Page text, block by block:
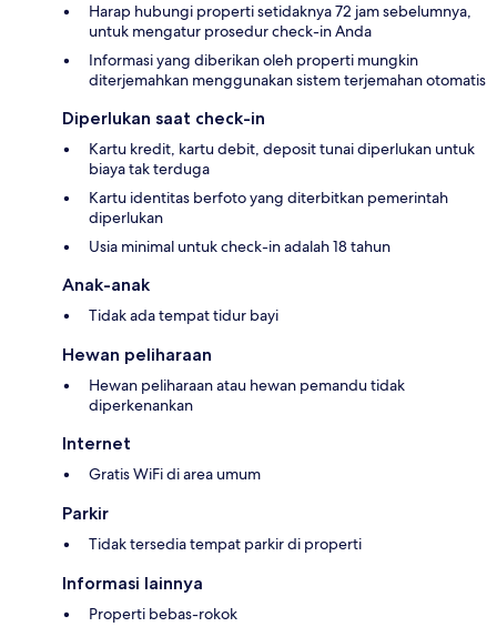
Harap hubungi properti setidaknya 72 jam sebelumnya,
untuk mengatur prosedur check-in Anda
Informasi yang diberikan oleh properti mungkin
diterjemahkan menggunakan sistem terjemahan otomatis
Diperlukan saat check-in
Kartu kredit, kartu debit, deposit tunai diperlukan untuk
biaya tak terduga
Kartu identitas berfoto yang diterbitkan pemerintah
diperlukan
Usia minimal untuk check-in adalah 18 tahun
Anak-anak
Tidak ada tempat tidur bayi
Hewan peliharaan
Hewan peliharaan atau hewan pemandu tidak
diperkenankan
Internet
Gratis WiFi di area umum
Parkir
Tidak tersedia tempat parkir di properti
Informasi lainnya
Properti bebas-rokok